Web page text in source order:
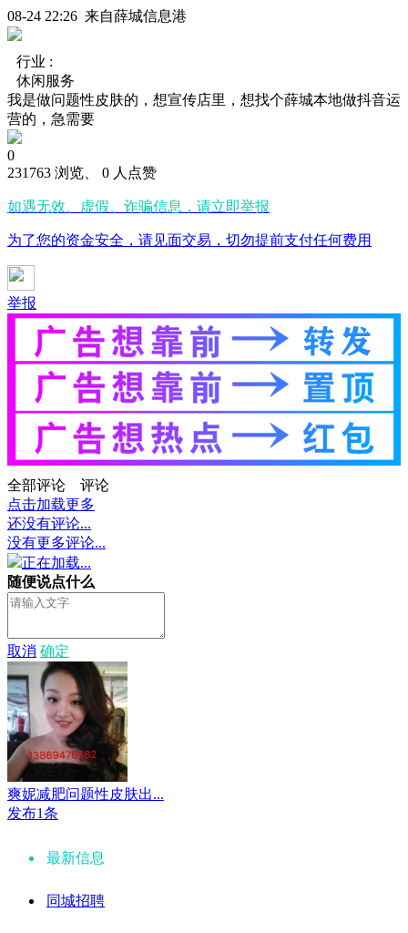
08-24 22:26 来自薛城信息港
行业 :
休闲服务
我是做问题性皮肤的，想宣传店里，想找个薛城本地做抖音运
营的，急需要
0
231763 浏览、 0 人点赞
如遇无效、虚假、诈骗信息，请立即举报
为了您的资金安全，请见面交易，切勿提前支付任何费用
举报
全部评论
评论
点击加载更多
还没有评论...
没有更多评论...
正在加载...
随便说点什么
取消 确定
爽妮减肥问题性皮肤出...
发布1条
最新信息
同城招聘